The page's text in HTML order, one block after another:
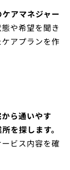
アマネジャー
や希望を聞き
アプランを作
から通いやす
を探します。
ビス内容を確